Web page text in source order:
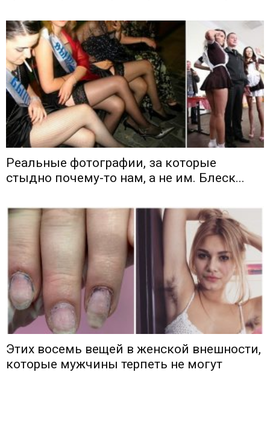
Реальные фотографии, за которые
стыдно почему-то нам, а не им. Блеск...
Этих восемь вещей в женской внешности,
которые мужчины терпеть не могут